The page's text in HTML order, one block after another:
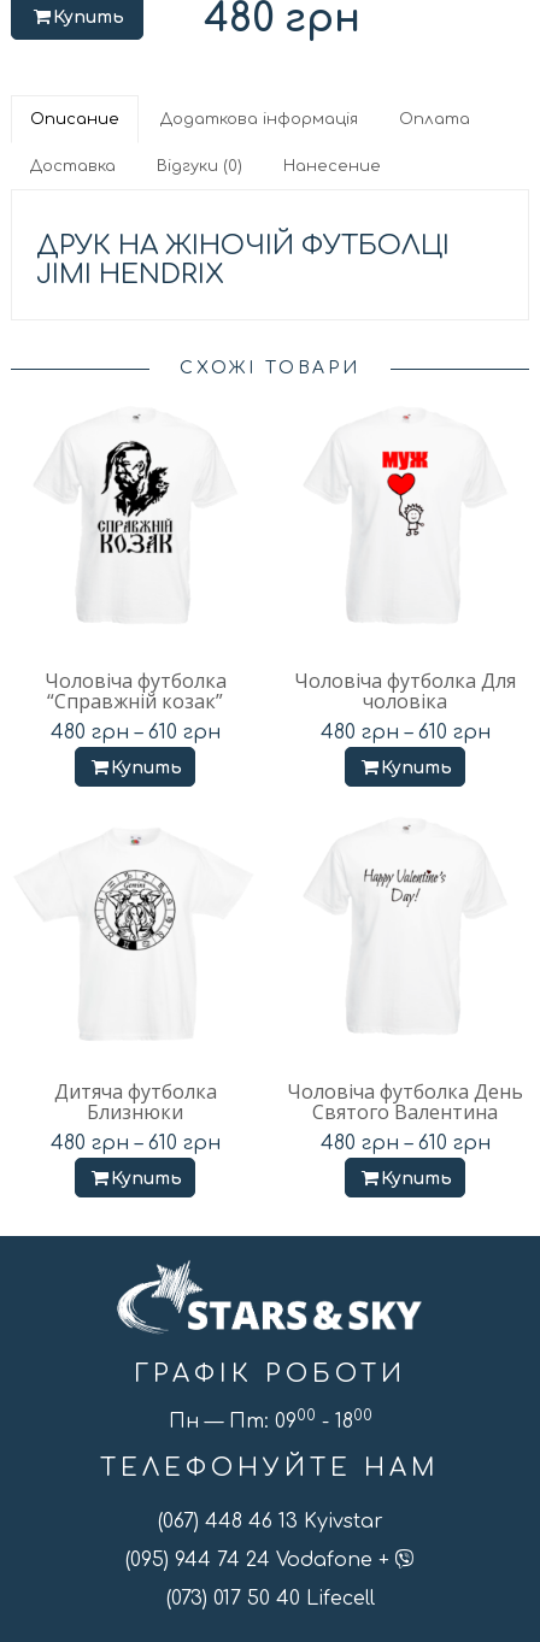
Купить 480 грн
Описание Додаткова інформація Оплата
Доставка Відгуки (0) Нанесение
ДРУК НА ЖІНОЧІЙ ФУТБОЛЦІ
JIMI HENDRIX
СХОЖІ ТОВАРИ
Чоловіча футболка
“Справжній козак”
480 грн – 610 грн
Купить
Чоловіча футболка Для
чоловіка
480 грн – 610 грн
Купить
Дитяча футболка
Близнюки
480 грн – 610 грн
Купить
Чоловіча футболка День
Святого Валентина
480 грн – 610 грн
Купить
ГРАФІК РОБОТИ
Пн — Пт: 0900 - 1800
ТЕЛЕФОНУЙТЕ НАМ
(067) 448 46 13 Kyivstar
(095) 944 74 24 Vodafone +
(073) 017 50 40 Lifecell